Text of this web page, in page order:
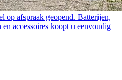
op afspraak geopend. Batterijen,
accessoires koopt u eenvoudig